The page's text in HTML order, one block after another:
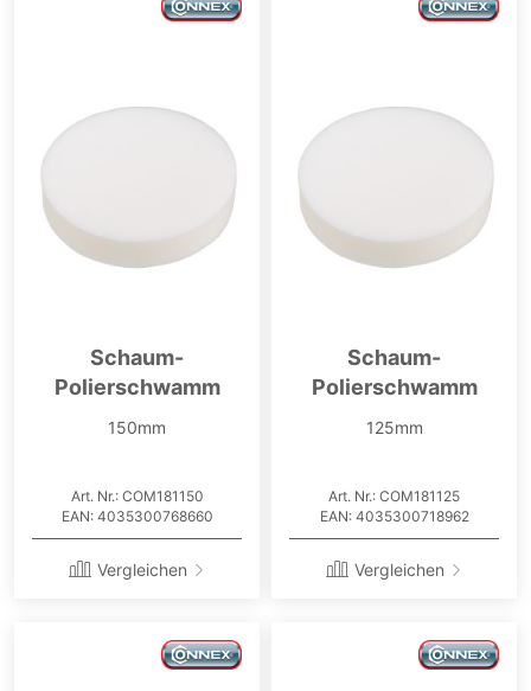
Schaum-
Polierschwamm
150mm
Art. Nr.: COM181150
EAN: 4035300768660
Vergleichen
Schaum-
Polierschwamm
125mm
Art. Nr.: COM181125
EAN: 4035300718962
Vergleichen